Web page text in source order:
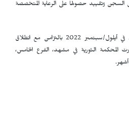
وتقييد حصولها على الرعاية المتخصصة
وأُلقي القبض على فاطمة سبهري في أيلول/سبتمبر 2022 بالتزامن مع انطلاق
المحكمة الثورية في مشهد، الفرع الخامس،